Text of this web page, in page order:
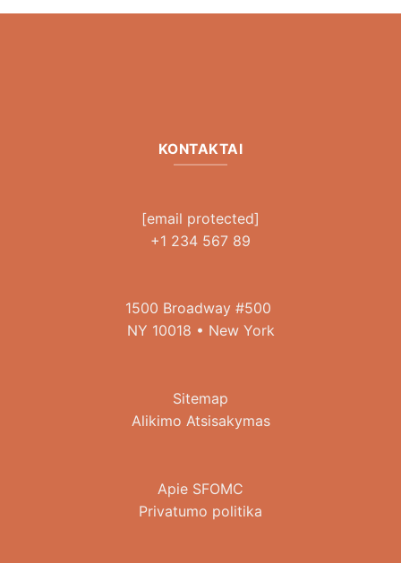
KONTAKTAI
[email protected]
+1 234 567 89
1500 Broadway #500
NY 10018 • New York
Sitemap
Alikimo Atsisakymas
Apie SFOMC
Privatumo politika